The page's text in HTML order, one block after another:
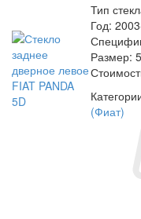
Тип
Год:
Размер:
(Фиат)